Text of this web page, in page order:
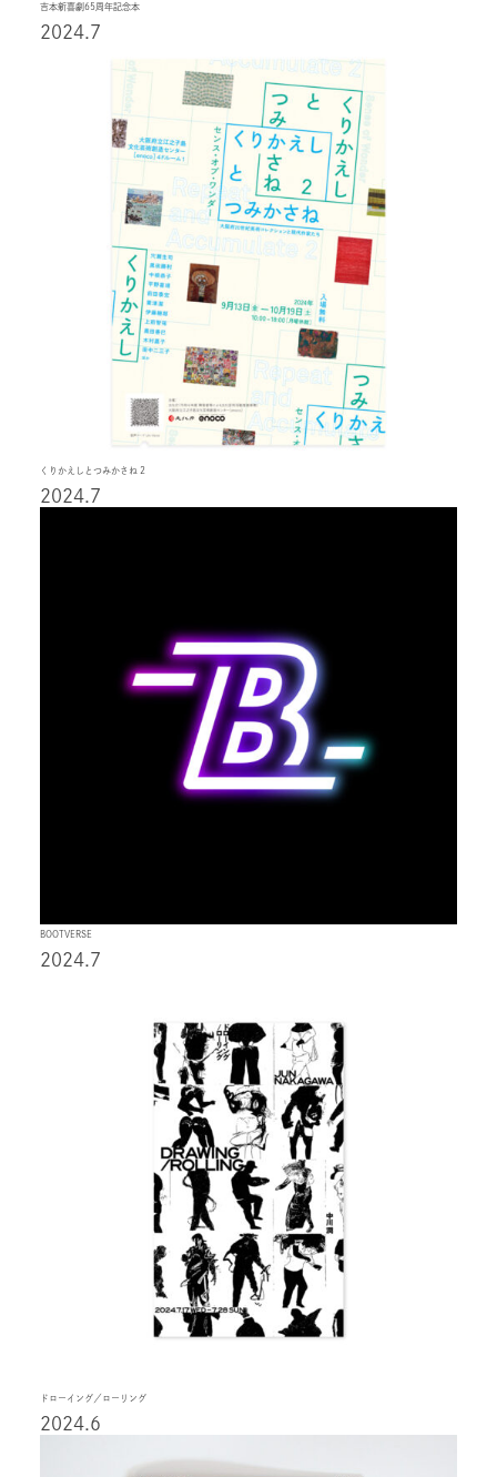
吉本新喜劇65周年記念本
2024.7
くりかえしとつみかさね 2
2024.7
BOOTVERSE
2024.7
ドローイング／ローリング
2024.6